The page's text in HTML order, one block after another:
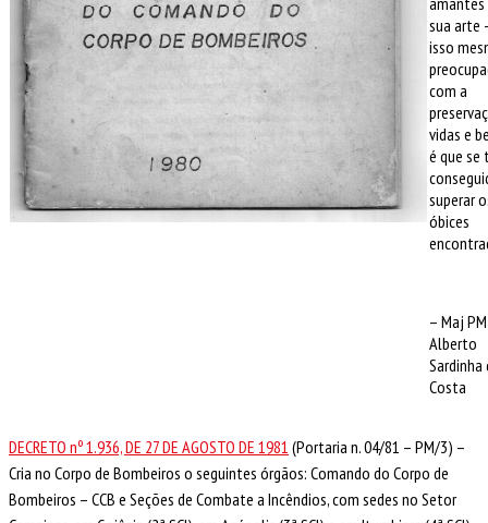
sua arte
isso
com a
vidas e
é que se
superar
óbices
– Maj PM
Alberto
Sardinha
Costa
DECRETO nº 1.936, DE 27 DE AGOSTO DE 1981 (Portaria n. 04/81 – PM/3) –
Cria no Corpo de Bombeiros o seguintes órgãos: Comando do Corpo de
Bombeiros – CCB e Seções de Combate a Incêndios, com sedes no Setor